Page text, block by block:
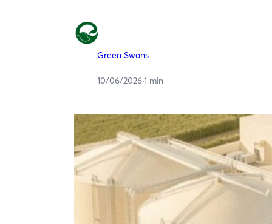
Green Swans
10/06/2026·1 min